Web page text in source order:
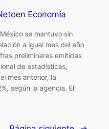
en Economía
se mantuvo sin
a igual mes del año
preliminares emitidas
de estadísticas,
mes anterior, la
según la agencia. El